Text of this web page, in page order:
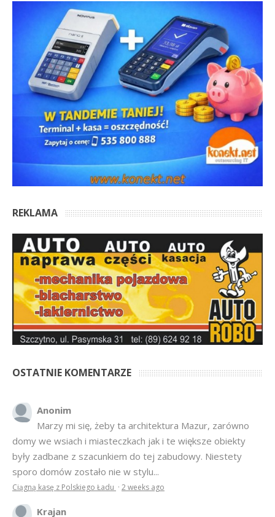
REKLAMA
OSTATNIE KOMENTARZE
Anonim
Marzy mi się, żeby ta architektura Mazur, zarówno
domy we wsiach i miasteczkach jak i te większe obiekty
były zadbane z szacunkiem do tej zabudowy. Niestety
sporo domów zostało nie w stylu...
Ciągną kasę z Polskiego Ładu · 2 weeks ago
Krajan